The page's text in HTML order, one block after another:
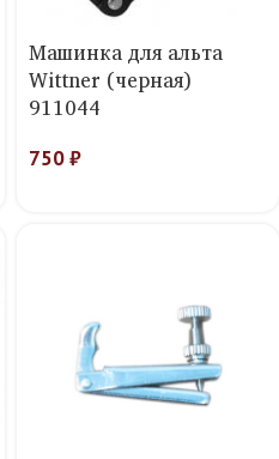
Машинка для альта
Wittner (черная)
911044
750₽